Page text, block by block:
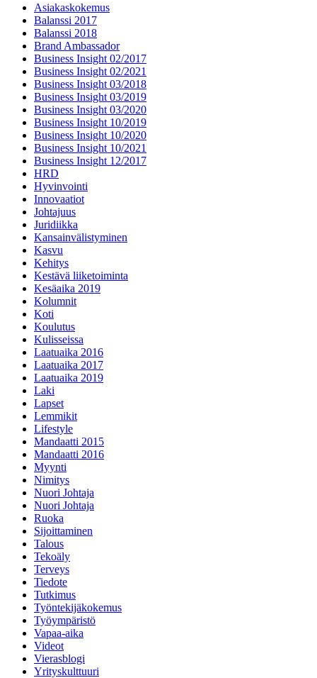
Asiakaskokemus
Balanssi 2017
Balanssi 2018
Brand Ambassador
Business Insight 02/2017
Business Insight 02/2021
Business Insight 03/2018
Business Insight 03/2019
Business Insight 03/2020
Business Insight 10/2019
Business Insight 10/2020
Business Insight 10/2021
Business Insight 12/2017
HRD
Hyvinvointi
Innovaatiot
Johtajuus
Juridiikka
Kansainvälistyminen
Kasvu
Kehitys
Kestävä liiketoiminta
Kesäaika 2019
Kolumnit
Koti
Koulutus
Kulisseissa
Laatuaika 2016
Laatuaika 2017
Laatuaika 2019
Laki
Lapset
Lemmikit
Lifestyle
Mandaatti 2015
Mandaatti 2016
Myynti
Nimitys
Nuori Johtaja
Nuori Johtaja
Ruoka
Sijoittaminen
Talous
Tekoäly
Terveys
Tiedote
Tutkimus
Työntekijäkokemus
Työympäristö
Vapaa-aika
Videot
Vierasblogi
Yrityskulttuuri